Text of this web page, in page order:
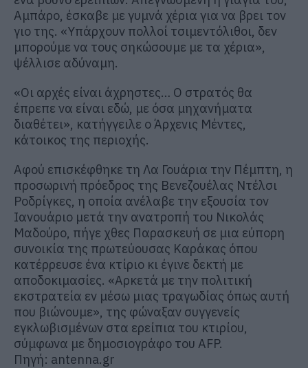
Αμπάρο, έσκαβε με γυμνά χέρια για να βρει τον
γιο της. «Υπάρχουν πολλοί τσιμεντόλιθοι, δεν
μπορούμε να τους σηκώσουμε με τα χέρια»,
ψέλλισε αδύναμη.
«Οι αρχές είναι άχρηστες… Ο στρατός θα
έπρεπε να είναι εδώ, με όσα μηχανήματα
διαθέτει», κατήγγειλε ο Άρχενις Μέντες,
κάτοικος της περιοχής.
Αφού επισκέφθηκε τη Λα Γουάρια την Πέμπτη, η
προσωρινή πρόεδρος της Βενεζουέλας Ντέλσι
Ροδρίγκες, η οποία ανέλαβε την εξουσία τον
Ιανουάριο μετά την ανατροπή του Νικολάς
Μαδούρο, πήγε χθες Παρασκευή σε μια εύπορη
συνοικία της πρωτεύουσας Καράκας όπου
κατέρρευσε ένα κτίριο κι έγινε δεκτή με
αποδοκιμασίες. «Αρκετά με την πολιτική
εκστρατεία εν μέσω μιας τραγωδίας όπως αυτή
που βιώνουμε», της φώναξαν συγγενείς
εγκλωβισμένων στα ερείπια του κτιρίου,
σύμφωνα με δημοσιογράφο του AFP.
Πηγή: antenna.gr